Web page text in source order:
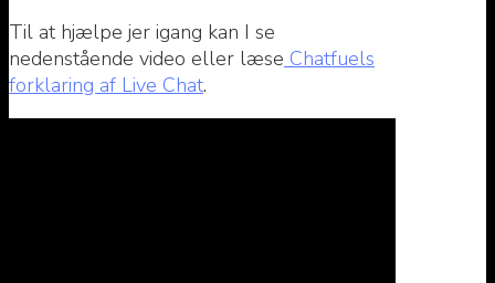
Til at hjælpe jer igang kan I se
nedenstående video eller læse Chatfuels
forklaring af Live Chat.